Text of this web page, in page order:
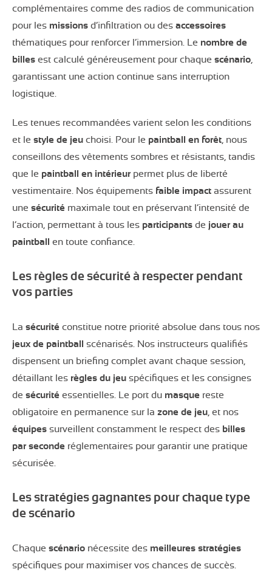
complémentaires comme des radios de communication
pour les missions d’infiltration ou des accessoires
thématiques pour renforcer l’immersion. Le nombre de
billes est calculé généreusement pour chaque scénario,
garantissant une action continue sans interruption
logistique.
Les tenues recommandées varient selon les conditions
et le style de jeu choisi. Pour le paintball en forêt, nous
conseillons des vêtements sombres et résistants, tandis
que le paintball en intérieurpermet plus de liberté
vestimentaire. Nos équipements faible impact assurent
une sécurité maximale tout en préservant l’intensité de
l’action, permettant à tous les participants de jouer au
paintball en toute confiance.
Les règles de sécurité à respecter pendant
vos parties
La sécurité constitue notre priorité absolue dans tous nos
jeux de paintball scénarisés. Nos instructeurs qualifiés
dispensent un briefing complet avant chaque session,
détaillant les règles du jeu spécifiques et les consignes
de sécurité essentielles. Le port du masque reste
obligatoire en permanence sur la zone de jeu, et nos
équipes surveillent constamment le respect des billes
par seconde réglementaires pour garantir une pratique
sécurisée.
Les stratégies gagnantes pour chaque type
de scénario
Chaque scénario nécessite des meilleures stratégies
spécifiques pour maximiser vos chances de succès.